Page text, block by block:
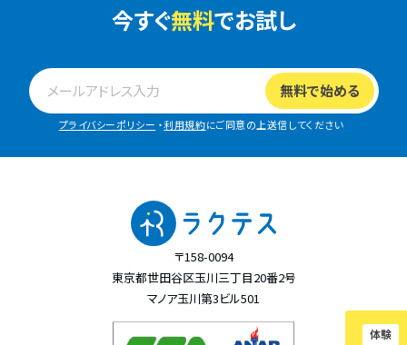
体験
今すぐ無料でお試し
プライバシーポリシー ・利用規約にご同意の上送信してください
〒158-0094
東京都世田谷区玉川三丁目20番2号
マノア玉川第3ビル501